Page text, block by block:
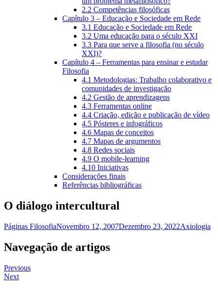
2.2 Competências filosóficas
Capítulo 3 – Educação e Sociedade em Rede
3.1 Educação e Sociedade em Rede
3.2 Uma educação para o século XXI
3.3 Para que serve a filosofia (no século
XXI)?
Capítulo 4 – Ferramentas para ensinar e estudar
Filosofia
4.1 Metodologias: Trabalho colaborativo e
comunidades de investigação
4.2 Gestão de aprendizagens
4.3 Ferramentas online
4.4 Criação, edição e publicação de vídeo
4.5 Pósteres e infográficos
4.6 Mapas de conceitos
4.7 Mapas de argumentos
4.8 Redes sociais
4.9 O mobile-learning
4.10 Iniciativas
Considerações finais
Referências bibliográficas
O diálogo intercultural
Páginas FilosofiaNovembro 12, 2007Dezembro 23, 2022Axiologia
Navegação de artigos
Previous
Next